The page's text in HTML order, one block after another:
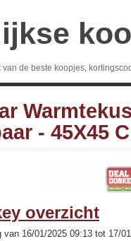
de beste koopjes,
- 45X45
overzicht
van 16/01/2025 09:13 tot 17/